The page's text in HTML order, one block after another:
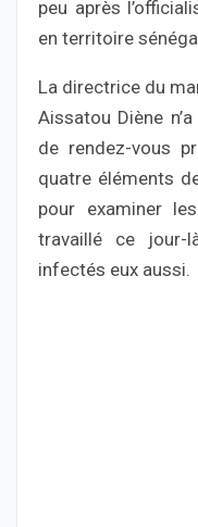
peu après
en territoire
La directrice du
Aissatou Diène
de rendez-vous
quatre éléments
pour examiner
travaillé ce jour-
infectés eux aussi.